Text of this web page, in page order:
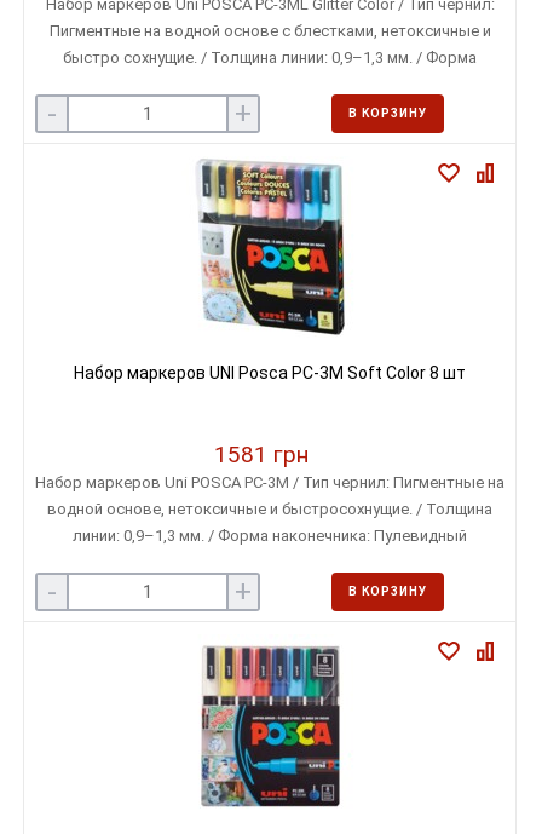
Набор маркеров Uni POSCA PC-3ML Glitter Color / Тип чернил:
Пигментные на водной основе с блестками, нетоксичные и
быстро сохнущие. / Толщина линии: 0,9–1,3 мм. / Форма
- + В КОРЗИНУ
Набор маркеров UNI Posca PC-3M Soft Color 8 шт
1581 грн
Набор маркеров Uni POSCA PC-3M / Тип чернил: Пигментные на
водной основе, нетоксичные и быстросохнущие. / Толщина
линии: 0,9–1,3 мм. / Форма наконечника: Пулевидный
- + В КОРЗИНУ